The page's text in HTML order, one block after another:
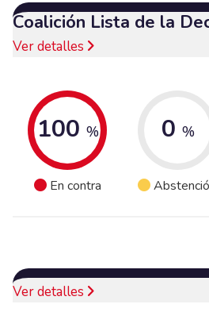
Coalición Lista de la
Ver detalles
100 %
En contra
0 %
Ver detalles